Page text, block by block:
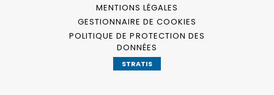
MENTIONS LÉGALES
GESTIONNAIRE DE COOKIES
POLITIQUE DE PROTECTION DES
DONNÉES
STRATIS